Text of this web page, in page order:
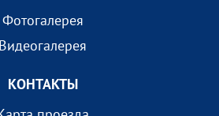
Фотогалерея
Видеогалерея
КОНТАКТЫ